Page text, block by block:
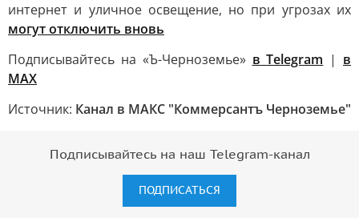
интернет и уличное освещение, но при угрозах их
могут отключить вновь
Подписывайтесь на «Ъ-Черноземье» в Telegram | в
MAX
Источник: Канал в МАКС "Коммерсантъ Черноземье"
Подписывайтесь на наш Telegram-канал
ПОДПИСАТЬСЯ